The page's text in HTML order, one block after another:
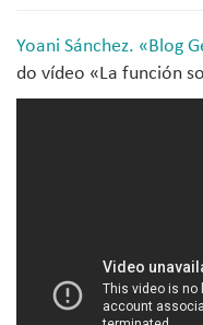
Yoani Sánchez. «Blog
do vídeo «La función